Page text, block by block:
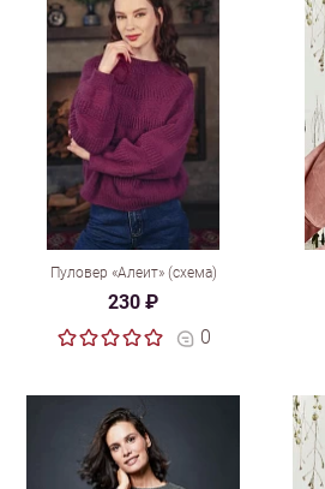
Пуловер «Алеит» (схема)
230 ₽
0